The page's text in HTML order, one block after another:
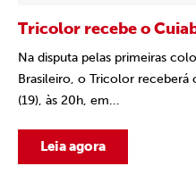
Tricolor recebe o
Na disputa pelas primeiras
Brasileiro, o Tricolor receberá
(19), às 20h, em...
Leia agora